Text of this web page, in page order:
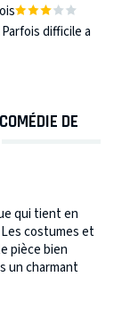
difficile a
DE
qui tient en
costumes et
pièce bien
un charmant